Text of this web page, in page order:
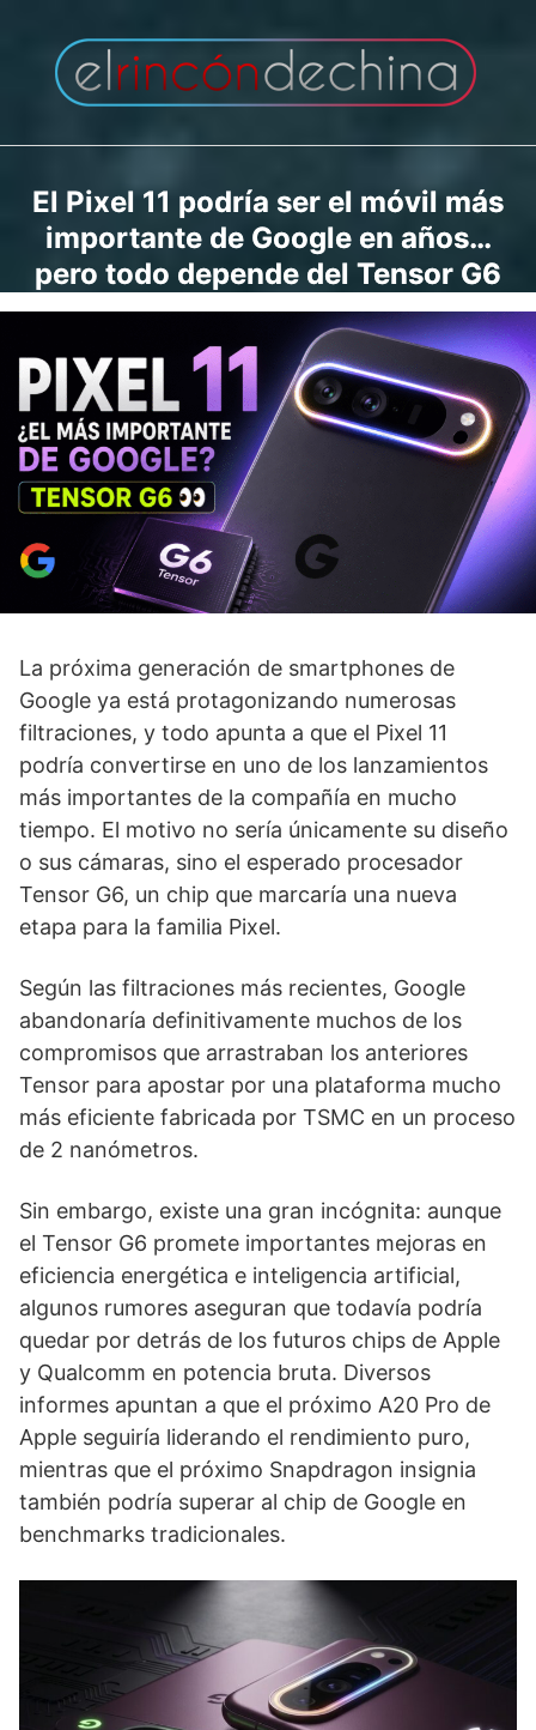
contenido
El Pixel 11 podría ser el móvil más
importante de Google en años…
pero todo depende del Tensor G6
La próxima generación de smartphones de
Google ya está protagonizando numerosas
filtraciones, y todo apunta a que el Pixel 11
podría convertirse en uno de los lanzamientos
más importantes de la compañía en mucho
tiempo. El motivo no sería únicamente su diseño
o sus cámaras, sino el esperado procesador
Tensor G6, un chip que marcaría una nueva
etapa para la familia Pixel.
Según las filtraciones más recientes, Google
abandonaría definitivamente muchos de los
compromisos que arrastraban los anteriores
Tensor para apostar por una plataforma mucho
más eficiente fabricada por TSMC en un proceso
de 2 nanómetros.
Sin embargo, existe una gran incógnita: aunque
el Tensor G6 promete importantes mejoras en
eficiencia energética e inteligencia artificial,
algunos rumores aseguran que todavía podría
quedar por detrás de los futuros chips de Apple
y Qualcomm en potencia bruta. Diversos
informes apuntan a que el próximo A20 Pro de
Apple seguiría liderando el rendimiento puro,
mientras que el próximo Snapdragon insignia
también podría superar al chip de Google en
benchmarks tradicionales.